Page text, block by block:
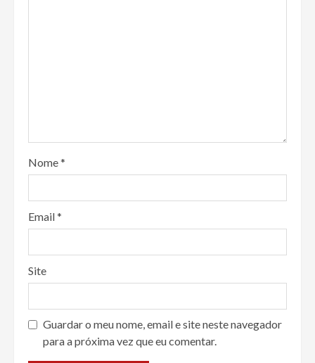
Nome*
Email*
Site
Guardar o meu nome, email e site neste navegador
para a próxima vez que eu comentar.